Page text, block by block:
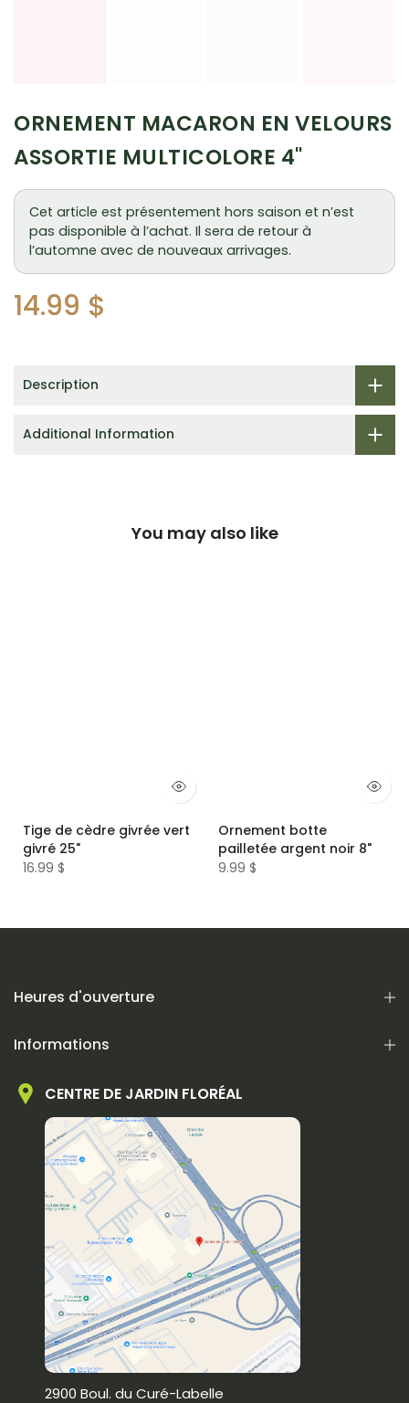
ORNEMENT MACARON EN VELOURS
ASSORTIE MULTICOLORE 4"
Cet article est présentement hors saison et n’est
pas disponible à l’achat. Il sera de retour à
l’automne avec de nouveaux arrivages.
14.99 $
Description
Additional Information
You may also like
Tige de cèdre givrée vert
givré 25"
16.99 $
Ornement botte
pailletée argent noir 8"
9.99 $
Heures d'ouverture
Informations
CENTRE DE JARDIN FLORÉAL
2900 Boul. du Curé-Labelle